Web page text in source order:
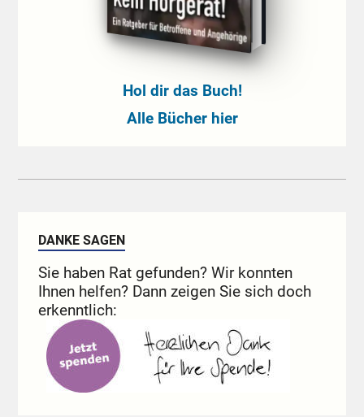
Hol dir das Buch!
Alle Bücher hier
DANKE SAGEN
Sie haben Rat gefunden? Wir konnten
Ihnen helfen? Dann zeigen Sie sich doch
erkenntlich: